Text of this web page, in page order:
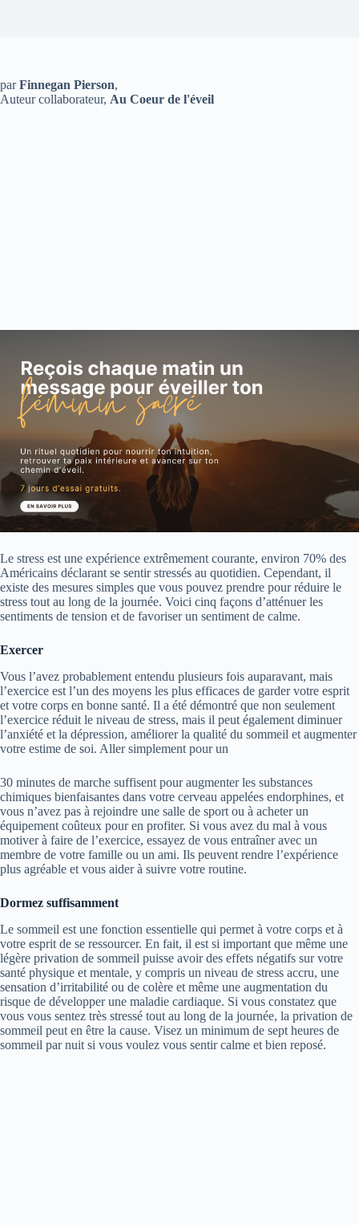
parFinnegan Pierson,
Auteur collaborateur, Au Coeur de l'éveil
Le stress est une expérience extrêmement courante, environ 70% des
Américains déclarant se sentir stressés au quotidien. Cependant, il
existe des mesures simples que vous pouvez prendre pour réduire le
stress tout au long de la journée. Voici cinq façons d’atténuer les
sentiments de tension et de favoriser un sentiment de calme.
Exercer
Vous l’avez probablement entendu plusieurs fois auparavant, mais
l’exercice est l’un des moyens les plus efficaces de garder votre esprit
et votre corps en bonne santé. Il a été démontré que non seulement
l’exercice réduit le niveau de stress, mais il peut également diminuer
l’anxiété et la dépression, améliorer la qualité du sommeil et augmenter
votre estime de soi. Aller simplement pour un
30 minutes de marche suffisent pour augmenter les substances
chimiques bienfaisantes dans votre cerveau appelées endorphines, et
vous n’avez pas à rejoindre une salle de sport ou à acheter un
équipement coûteux pour en profiter. Si vous avez du mal à vous
motiver à faire de l’exercice, essayez de vous entraîner avec un
membre de votre famille ou un ami. Ils peuvent rendre l’expérience
plus agréable et vous aider à suivre votre routine.
Dormez suffisamment
Le sommeil est une fonction essentielle qui permet à votre corps et à
votre esprit de se ressourcer. En fait, il est si important que même une
légère privation de sommeil puisse avoir des effets négatifs sur votre
santé physique et mentale, y compris un niveau de stress accru, une
sensation d’irritabilité ou de colère et même une augmentation du
risque de développer une maladie cardiaque. Si vous constatez que
vous vous sentez très stressé tout au long de la journée, la privation de
sommeil peut en être la cause. Visez un minimum de sept heures de
sommeil par nuit si vous voulez vous sentir calme et bien reposé.